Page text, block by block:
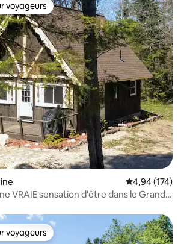
les plus appréciés
voyageurs
Évaluation
4,94 (174)
VRAIE sensation d'être dans le Grand
les plus appréciés
voyageurs